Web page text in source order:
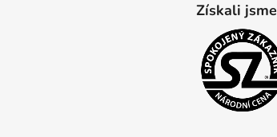
Získali jsme